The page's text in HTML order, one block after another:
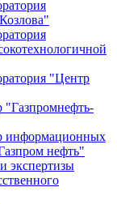
"Центр
"Газпромнефть-
информационных
нефть"
экспертизы